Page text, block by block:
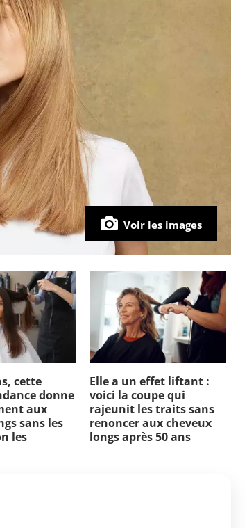
Voir les images
cette
donne
aux
sans les
les
Elle a un effet liftant :
voici la coupe qui
rajeunit les traits sans
renoncer aux cheveux
longs après 50 ans